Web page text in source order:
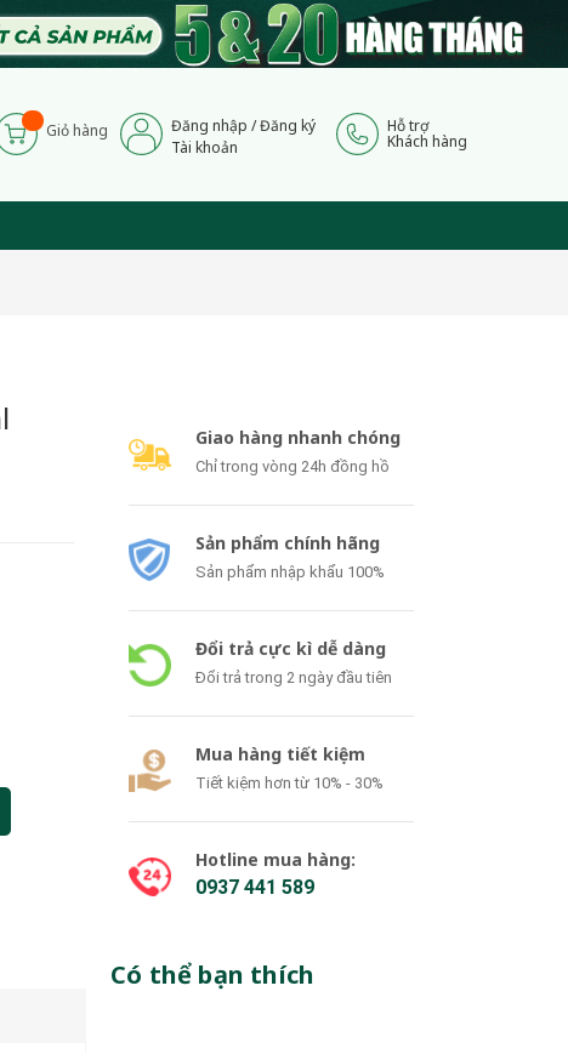
Giỏ hàng Đăng nhập /Đăng ký
Tài khoản
Hỗ trợ
Khách hàng
Giao hàng nhanh chóng
Chỉ trong vòng 24h đồng hồ
Sản phẩm chính hãng
Sản phẩm nhập khẩu 100%
Đổi trả cực kì dễ dàng
Đổi trả trong 2 ngày đầu tiên
Mua hàng tiết kiệm
Tiết kiệm hơn từ 10% - 30%
Hotline mua hàng:
0937 441 589
Có thể bạn thích